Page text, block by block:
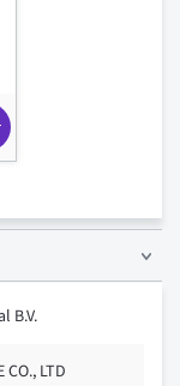
B.V.
CO., LTD